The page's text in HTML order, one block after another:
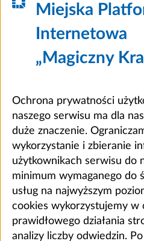
Miejska
Internetowa
„Magiczny
Ochrona prywatności
naszego serwisu ma dla
duże znaczenie.
wykorzystanie i zbieranie
użytkownikach serwisu do
minimum wymaganego do
usług na najwyższym
cookies wykorzystujemy w
prawidłowego działania
analizy liczby odwiedzin.